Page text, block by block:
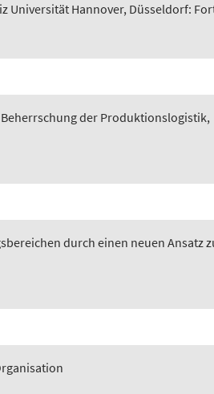
Universität Hannover, Düsseldorf:
der Produktionslogistik,
durch einen neuen Ansatz